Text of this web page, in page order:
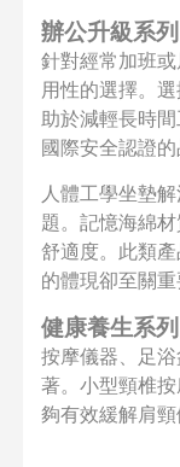
辦公升級系列
針對經常加班
用性的選擇。
助於減輕長時
國際安全認證的
人體工學坐墊
題。記憶海綿
舒適度。此類
的體現卻至關重
健康養生系列
按摩儀器、足
著。小型頸椎
夠有效緩解肩頸